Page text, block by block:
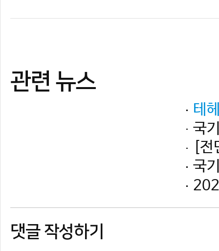
댓글 작성하기